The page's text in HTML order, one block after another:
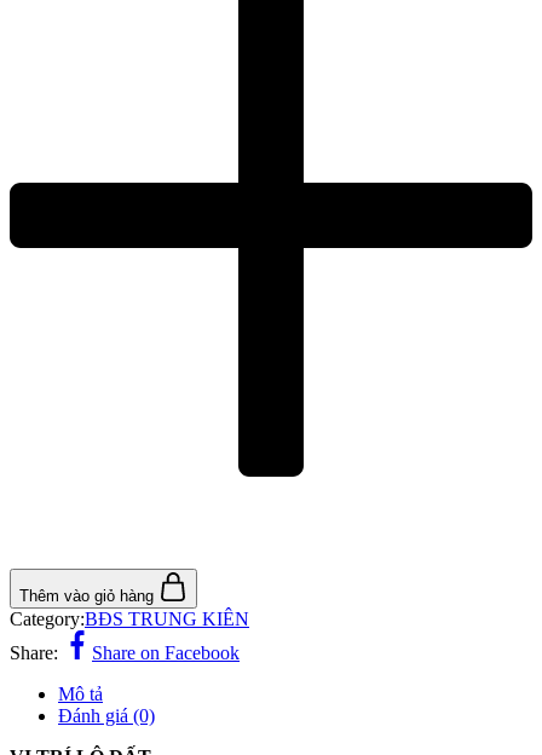
Thêm vào giỏ hàng
Category:BĐS TRUNG KIÊN
Share:
Share on Facebook
Mô tả
Đánh giá (0)